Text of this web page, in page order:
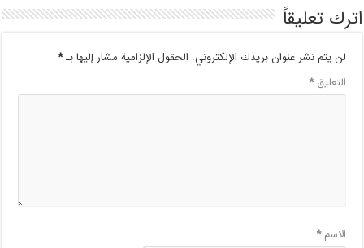
اترك تعليقاً
لن يتم نشر عنوان بريدك الإلكتروني. الحقول الإلزامية مشار إليها بـ*
التعليق*
الاسم*